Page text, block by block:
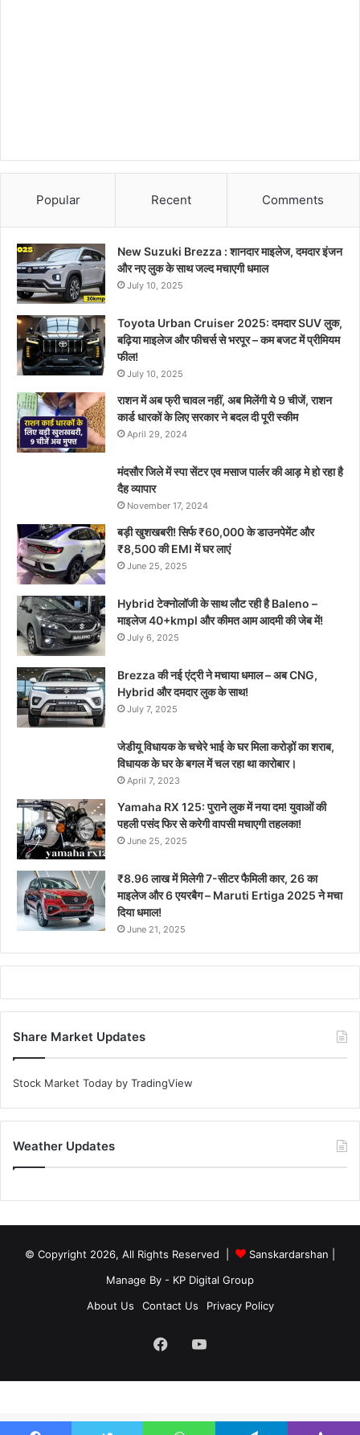
Popular Recent Comments
New Suzuki Brezza : शानदार माइलेज, दमदार इंजन
और नए लुक के साथ जल्द मचाएगी धमाल
July 10, 2025
Toyota Urban Cruiser 2025: दमदार SUV लुक,
बढ़िया माइलेज और फीचर्स से भरपूर – कम बजट में प्रीमियम
फील!
July 10, 2025
राशन में अब फ्री चावल नहीं, अब मिलेंगी ये 9 चीजें, राशन
कार्ड धारकों के लिए सरकार ने बदल दी पूरी स्कीम
April 29, 2024
मंदसौर जिले में स्पा सेंटर एव मसाज पार्लर की आड़ मे हो रहा है
दैह व्यापार
November 17, 2024
बड़ी खुशखबरी! सिर्फ ₹60,000 के डाउनपेमेंट और
₹8,500 की EMI में घर लाएं
June 25, 2025
Hybrid टेक्नोलॉजी के साथ लौट रही है Baleno –
माइलेज 40+kmpl और कीमत आम आदमी की जेब में!
July 6, 2025
Brezza की नई एंट्री ने मचाया धमाल – अब CNG,
Hybrid और दमदार लुक के साथ!
July 7, 2025
जेडीयू विधायक के चचेरे भाई के घर मिला करोड़ों का शराब,
विधायक के घर के बगल में चल रहा था कारोबार।
April 7, 2023
Yamaha RX 125: पुराने लुक में नया दम! युवाओं की
पहली पसंद फिर से करेगी वापसी मचाएगी तहलका!
June 25, 2025
₹8.96 लाख में मिलेगी 7-सीटर फैमिली कार, 26 का
माइलेज और 6 एयरबैग – Maruti Ertiga 2025 ने मचा
दिया धमाल!
June 21, 2025
Share Market Updates
Stock Market Today by TradingView
Weather Updates
© Copyright 2026, All Rights Reserved | Sanskardarshan
Manage By - KP Digital Group
About Us
Contact Us Privacy Policy
FacebookYouTube